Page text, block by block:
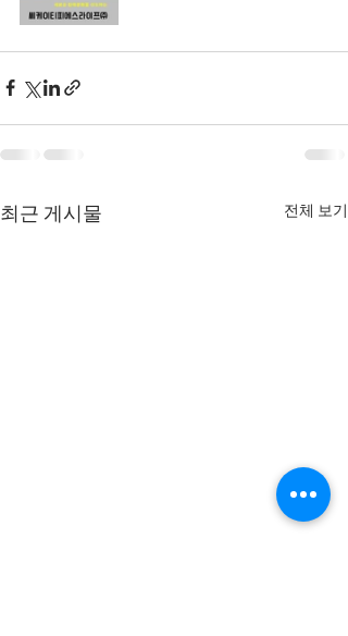
최근 게시물 전체 보기